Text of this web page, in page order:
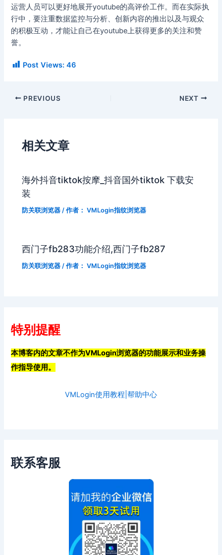
运营人员可以更好地展开youtube的高评价工作。而在实际执
行中，要注重数据监控与分析、创新内容的推出以及与观众
的积极互动，才能让自己在youtube上获得更多的关注和赞
誉。
Post Views: 46
PREVIOUS NEXT
相关文章
海外抖音tiktok按摩_抖音国外tiktok 下载安
装
防关联浏览器 / 作者： VMLogin指纹浏览器
西门子fb283功能介绍,西门子fb287
防关联浏览器 / 作者： VMLogin指纹浏览器
特别提醒
本博客内的文章不作为VMLogin浏览器的功能展示和业务操
作指导使用。
VMLogin使用教程|帮助中心
联系客服